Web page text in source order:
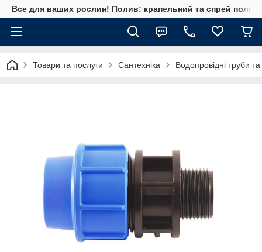
Все для ваших рослин! Полив: крапельний та спрей полив,
Товари та послуги Сантехніка Водопровідні труби